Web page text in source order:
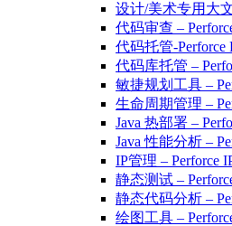
设计/美术专用大
代码审查 –
代码托管-Perforce
代码库托管 –
敏捷规划工具 –
生命周期管理 –
Java 热部署 –
Java 性能分析 –
IP管理 – Perforce
静态测试 –
静态代码分析 –
绘图工具 –